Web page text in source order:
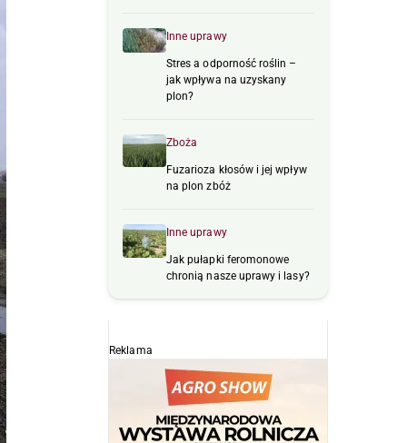
Inne uprawy
Stres a odporność roślin –
jak wpływa na uzyskany
plon?
Zboża
Fuzarioza kłosów i jej wpływ
na plon zbóż
Inne uprawy
Jak pułapki feromonowe
chronią nasze uprawy i lasy?
Reklama